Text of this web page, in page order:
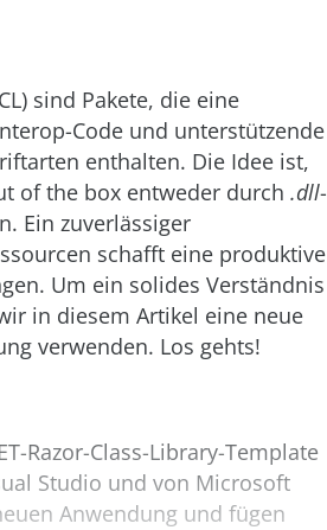
sind Pakete, die eine
Code und unterstützende
enthalten. Die Idee ist,
of the box entweder durch .dll-
Ein zuverlässiger
schafft eine produktive
Um ein solides Verständnis
in diesem Artikel eine neue
verwenden. Los gehts!
Razor-Class-Library-Template
Studio und von Microsoft
Anwendung und fügen